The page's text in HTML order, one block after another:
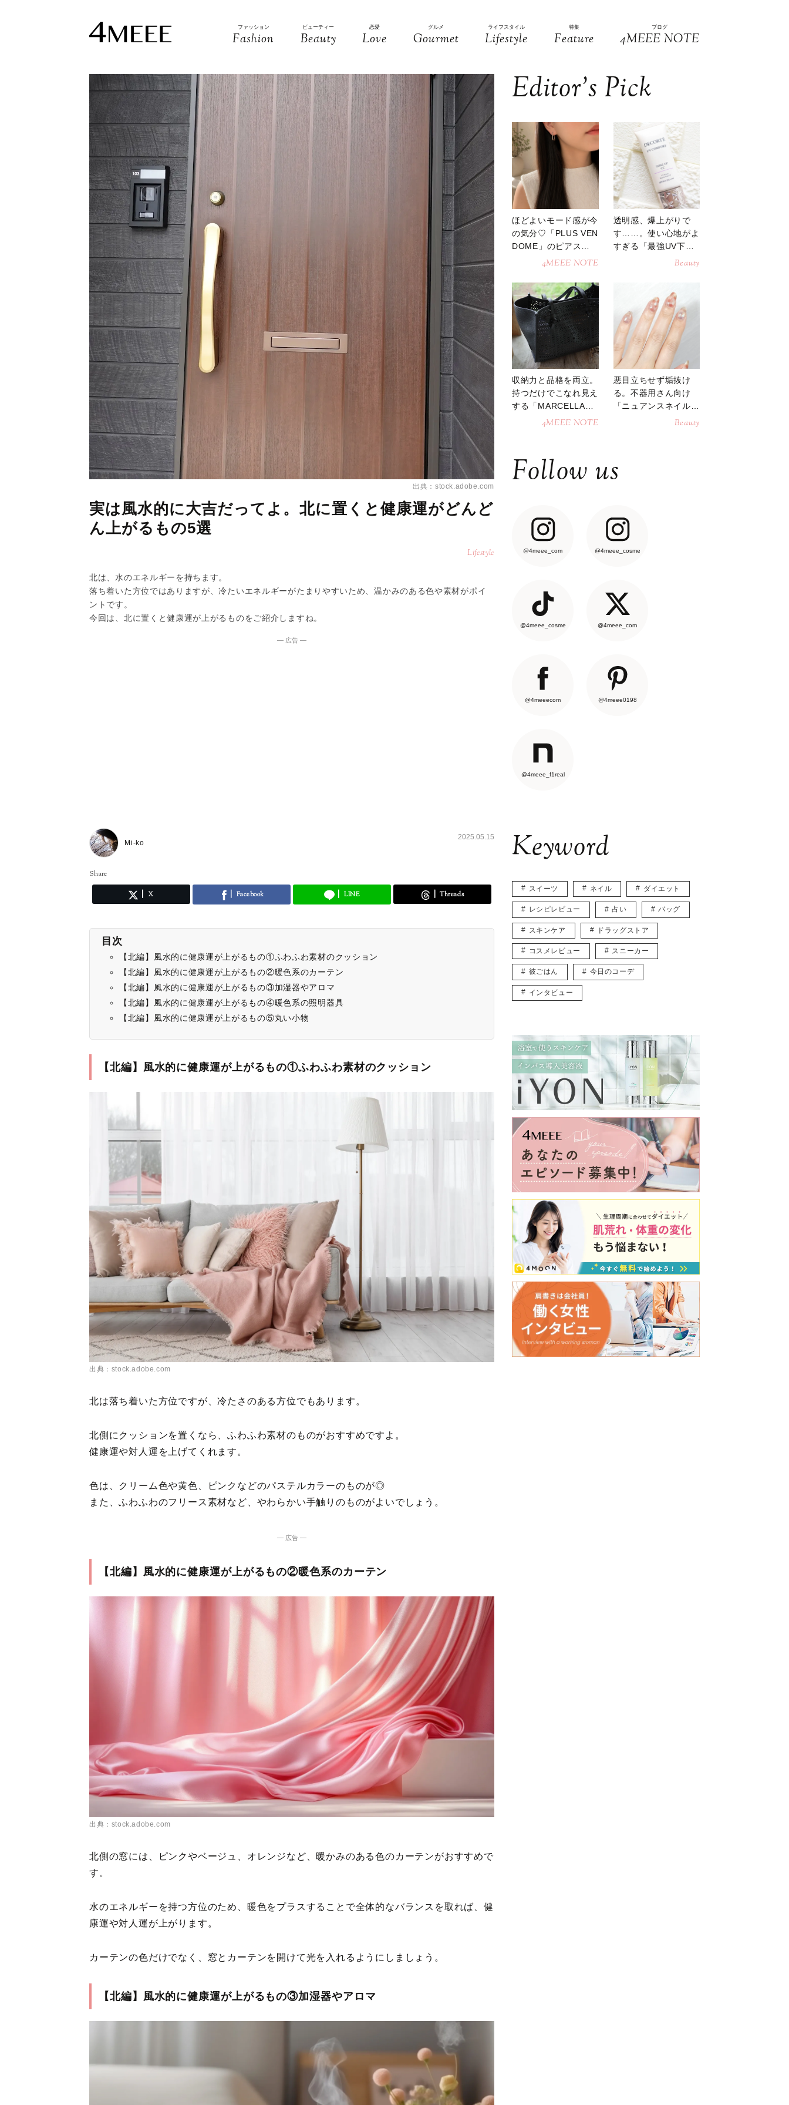
ファッション
Fashion
ビューティー
Beauty
恋愛
Love
グルメ
Gourmet
ライフスタイル
Lifestyle
特集
Feature
ブログ
4MEEE NOTE
出典：stock.adobe.com
実は風水的に大吉だってよ。北に置くと健康運がどんど
ん上がるもの5選
Lifestyle
北は、水のエネルギーを持ちます。
落ち着いた方位ではありますが、冷たいエネルギーがたまりやすいため、温かみのある色や素材がポイ
ントです。
今回は、北に置くと健康運が上がるものをご紹介しますね。
― 広告 ―
Mi-ko
2025.05.15
Share
X Facebook LINE Threads
目次
【北編】風水的に健康運が上がるもの①ふわふわ素材のクッション
【北編】風水的に健康運が上がるもの②暖色系のカーテン
【北編】風水的に健康運が上がるもの③加湿器やアロマ
【北編】風水的に健康運が上がるもの④暖色系の照明器具
【北編】風水的に健康運が上がるもの⑤丸い小物
【北編】風水的に健康運が上がるもの①ふわふわ素材のクッション
出典：stock.adobe.com
北は落ち着いた方位ですが、冷たさのある方位でもあります。
北側にクッションを置くなら、ふわふわ素材のものがおすすめですよ。
健康運や対人運を上げてくれます。
色は、クリーム色や黄色、ピンクなどのパステルカラーのものが◎
また、ふわふわのフリース素材など、やわらかい手触りのものがよいでしょう。
― 広告 ―
【北編】風水的に健康運が上がるもの②暖色系のカーテン
出典：stock.adobe.com
北側の窓には、ピンクやベージュ、オレンジなど、暖かみのある色のカーテンがおすすめで
す。
水のエネルギーを持つ方位のため、暖色をプラスすることで全体的なバランスを取れば、健
康運や対人運が上がります。
カーテンの色だけでなく、窓とカーテンを開けて光を入れるようにしましょう。
【北編】風水的に健康運が上がるもの③加湿器やアロマ
Editor’s Pick
ほどよいモード感が今
の気分♡「PLUS VEN
DOME」のピアスが
4MEEE NOTE
透明感、爆上がりで
す……。使い心地がよ
すぎる「最強UV下
Beauty
収納力と品格を両立。
持つだけでこなれ見え
する「MARCELLAト
ートバッグ」4MEEE NOTE
悪目立ちせず垢抜け
る。不器用さん向け
「ニュアンスネイル」
Beauty
Follow us
@4meee_com @4meee_cosme
@4meee_cosme @4meee_com
@4meeecom @4meee0198
@4meee_f1real
Keyword
スイーツ ネイル ダイエット
レシピレビュー 占い バッグ
スキンケア ドラッグストア
コスメレビュー スニーカー
彼ごはん 今日のコーデ
インタビュー